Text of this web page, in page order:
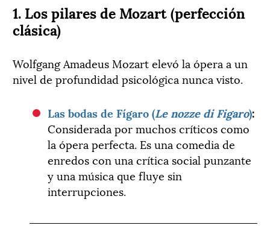
1. Los pilares de Mozart (perfección
clásica)
Wolfgang Amadeus Mozart elevó la ópera a un
nivel de profundidad psicológica nunca visto.
Las bodas de Fígaro (Le nozze di Figaro):
Considerada por muchos críticos como
la ópera perfecta. Es una comedia de
enredos con una crítica social punzante
y una música que fluye sin
interrupciones.